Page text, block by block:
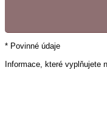
* Povinné údaje
Informace, které vyplňujete